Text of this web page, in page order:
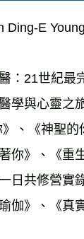
Ding-E
21世紀最完
學與心靈之
、《神聖
你》、《重
日共修營實
伽》、《真